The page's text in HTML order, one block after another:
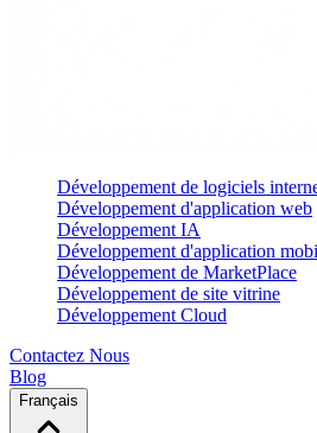
Développement de logiciels
Développement d'application web
Développement IA
Développement d'application
Développement de MarketPlace
Développement de site vitrine
Développement Cloud
Contactez Nous
Blog
Français